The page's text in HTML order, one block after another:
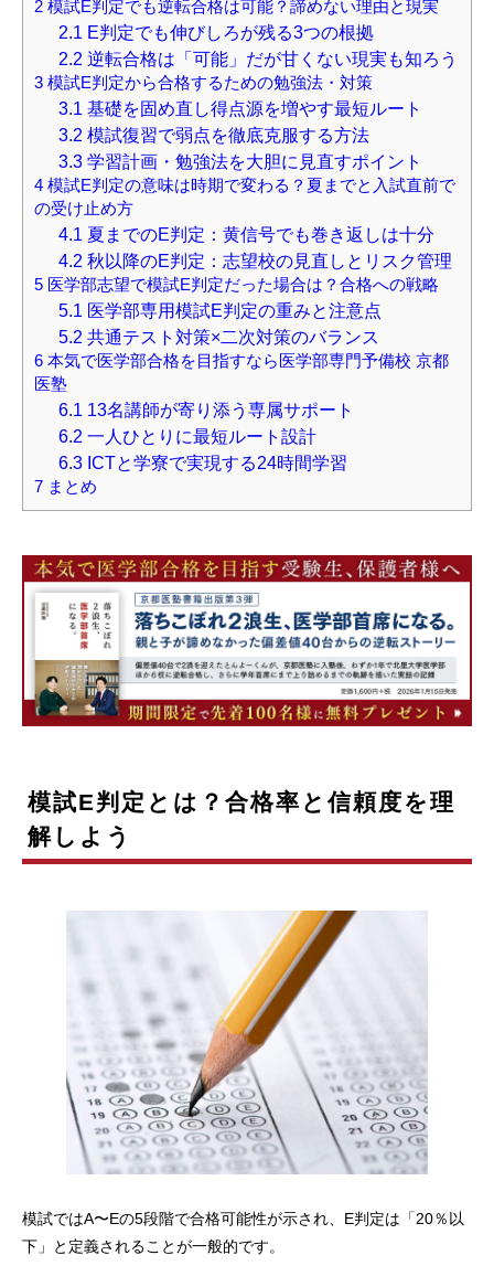
2 模試E判定でも逆転合格は可能？諦めない理由と現実
2.1 E判定でも伸びしろが残る3つの根拠
2.2 逆転合格は「可能」だが甘くない現実も知ろう
3 模試E判定から合格するための勉強法・対策
3.1 基礎を固め直し得点源を増やす最短ルート
3.2 模試復習で弱点を徹底克服する方法
3.3学習計画・勉強法を大胆に見直すポイント
4 模試E判定の意味は時期で変わる？夏までと入試直前で
の受け止め方
4.1 夏までのE判定：黄信号でも巻き返しは十分
4.2 秋以降のE判定：志望校の見直しとリスク管理
5 医学部志望で模試E判定だった場合は？合格への戦略
5.1 医学部専用模試E判定の重みと注意点
5.2 共通テスト対策×二次対策のバランス
6 本気で医学部合格を目指すなら医学部専門予備校 京都
医塾
6.1 13名講師が寄り添う専属サポート
6.2 一人ひとりに最短ルート設計
6.3ICTと学寮で実現する24時間学習
7 まとめ
模試E判定とは？合格率と信頼度を理
解しよう
模試ではA〜Eの5段階で合格可能性が示され、E判定は「20％以
下」と定義されることが一般的です。